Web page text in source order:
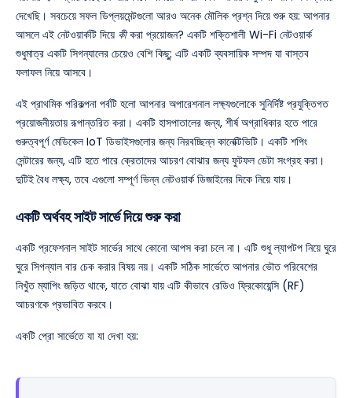
দেখেছি। সবচেয়ে সফল ডিপ্লয়মেন্টগুলো আরও অনেক মৌলিক প্রশ্ন দিয়ে শুরু হয়: আপনার
আসলে এই নেটওয়ার্কটি দিয়ে কীকরা প্রয়োজন? একটি শক্তিশালী Wi-Fi নেটওয়ার্ক
শুধুমাত্র একটি সিগন্যালের চেয়েও বেশি কিছু; এটি একটি ব্যবসায়িক সম্পদ যা বাস্তব
ফলাফল নিয়ে আসবে।
এই প্রাথমিক পরিকল্পনা পর্বটি হলো আপনার অপারেশনাল লক্ষ্যগুলোকে সুনির্দিষ্ট প্রযুক্তিগত
প্রয়োজনীয়তায় রূপান্তরিত করা। একটি হাসপাতালের জন্য, শীর্ষ অগ্রাধিকার হতে পারে
গুরুত্বপূর্ণ মেডিকেল IoT ডিভাইসগুলোর জন্য নিরবচ্ছিন্ন কানেক্টিভিটি। একটি শপিং
সেন্টারের জন্য, এটি হতে পারে ক্রেতাদের আচরণ বোঝার জন্য ফুটফল ডেটা সংগ্রহ করা।
দুটিই বৈধ লক্ষ্য, তবে এগুলো সম্পূর্ণ ভিন্ন নেটওয়ার্ক ডিজাইনের দিকে নিয়ে যায়।
একটি অর্থবহ সাইট সার্ভে দিয়ে শুরু করা
একটি প্রফেশনাল সাইট সার্ভের সাথে কোনো আপস করা চলে না। এটি শুধু ল্যাপটপ নিয়ে ঘুরে
ঘুরে সিগন্যাল বার চেক করার বিষয় নয়। একটি সঠিক সার্ভেতে আপনার ভৌত পরিবেশের
নিখুঁত ম্যাপিং জড়িত থাকে, যাতে বোঝা যায় এটি কীভাবে রেডিও ফ্রিকোয়েন্সি (RF)
আচরণকে প্রভাবিত করবে।
একটি প্রো সার্ভেতে যা যা দেখা হয়: